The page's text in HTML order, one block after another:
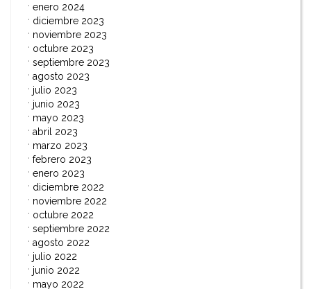
enero 2024
diciembre 2023
noviembre 2023
octubre 2023
septiembre 2023
agosto 2023
julio 2023
junio 2023
mayo 2023
abril 2023
marzo 2023
febrero 2023
enero 2023
diciembre 2022
noviembre 2022
octubre 2022
septiembre 2022
agosto 2022
julio 2022
junio 2022
mayo 2022